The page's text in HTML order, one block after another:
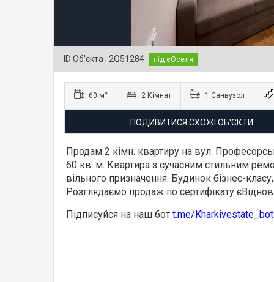
ID Об'єкта : 2Q51284 під єОселя
60 м² 2 Кімнат 1 Санвузол
ПОДИВИТИСЯ СХОЖІ ОБ'ЄКТИ
Продам 2 кімн. квартиру на вул.
60 кв. м. Квартира з сучасним стильним
вільного призначення. Будинок бізнес-класу,
Розглядаємо продаж по сертифікату
Підписуйся на наш бот t.me/Kharkivestate_bot